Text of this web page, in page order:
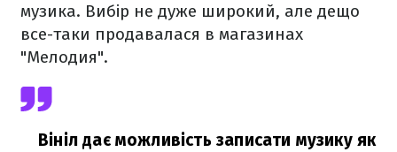
музика. Вибір не дуже широкий, але дещо
все-таки продавалася в магазинах
"Мелодия".
Вініл дає можливість записати музику як